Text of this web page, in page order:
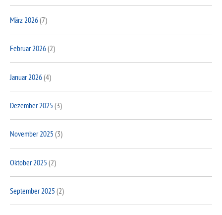
März 2026(7)
Februar 2026(2)
Januar 2026(4)
Dezember 2025 (3)
November 2025 (3)
Oktober 2025 (2)
September 2025 (2)